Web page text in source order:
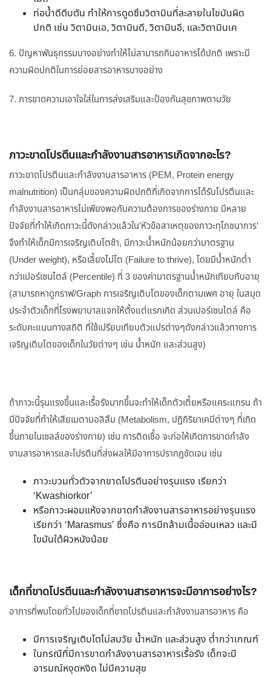
ท่อน้ำดีตีบตัน ทำให้การดูดซึมวิตามินที่ละลายในไขมันผิด
ปกติ เช่น วิตามินเอ, วิตามินดี, วิตามินอี, และวิตามินเค
6. ปัญหาพันธุกรรมบางอย่างทำให้ไม่สามารถกินอาหารได้ปกติ เพราะมี
ความผิดปกติในการย่อยสารอาหารบางอย่าง
7. การขาดความเอาใจใส่ในการส่งเสริมและป้องกันสุขภาพตามวัย
ภาวะขาดโปรตีนและกำลังงานสารอาหารเกิดจากอะไร?
ภาวะขาดโปรตีนและกำลังงานสารอาหาร (PEM, Protein energy
malnutrition) เป็นกลุ่มของความผิดปกติที่เกิดจากการได้รับโปรตีนและ
กำลังงานสารอาหารไม่เพียงพอกับความต้องการของร่างกาย มีหลาย
ปัจจัยที่ทำให้เกิดภาวะนี้ดังกล่าวแล้วใน’หัวข้อสาเหตุของภาวะทุโภชนาการ’
จึงทำให้เด็กมีการเจริญเติบโตช้า, มีภาวะน้ำหนักน้อยกว่ามาตรฐาน
(Under weight), หรือเลี้ยงไม่โต (Failure to thrive), โดยมีน้ำหนักต่ำ
กว่าเปอร์เซนไตล์ (Percentile) ที่ 3 ของค่ามาตรฐานน้ำหนักเทียบกับอายุ
(สามารถหาดูกราฟ/Graph การเจริญเติบโตของเด็กตามเพศ อายุ ในสมุด
ประจำตัวเด็กที่โรงพยาบาลแจกให้ตั้งแต่แรกเกิด ส่วนเปอร์เซนไตล์ คือ
ระดับคะแนนทางสถิติ ที่ใช้เปรียบเทียบตัวแปรต่างๆดังกล่าวแล้วทางการ
เจริญเติบโตของเด็กในวัยต่างๆ เช่น น้ำหนัก และส่วนสูง)
ถ้าภาวะนี้รุนแรงขึ้นและเรื้อรังมากขึ้นจะทำให้เด็กตัวเตี้ยหรือแคระแกรน ถ้า
มีปัจจัยที่ทำให้เสียเมตาบอลิสึม (Metabolism, ปฏิกิริยาเคมีต่างๆ ที่เกิด
ขึ้นภายในเซลล์ของร่างกาย) เช่น การติดเชื้อ จะก่อให้เกิดการขาดกำลัง
งานสารอาหารและโปรตีนที่ส่งผลให้มีอาการปรากฎชัดเจน เช่น
ภาวะบวมทั่วตัวจากขาดโปรตีนอย่างรุนแรง เรียกว่า
‘Kwashiorkor’
หรือภาวะผอมแห้งจากขาดกำลังงานสารอาหารอย่างรุนแรง
เรียกว่า ‘Marasmus’ ซึ่งคือ การมีกล้ามเนื้ออ่อนเหลว และมี
ไขมันใต้ผิวหนังน้อย
เด็กที่ขาดโปรตีนและกำลังงานสารอาหารจะมีอาการอย่างไร?
อาการที่พบโดยทั่วไปของเด็กที่ขาดโปรตีนและกำลังงานสารอาหาร คือ
มีการเจริญเติบโตไม่สมวัย น้ำหนัก และส่วนสูง ต่ำกว่าเกณฑ์
ในกรณีที่มีการขาดกำลังงานสารอาหารเรื้อรัง เด็กจะมี
อารมณ์หงุดหงิด ไม่มีความสุข